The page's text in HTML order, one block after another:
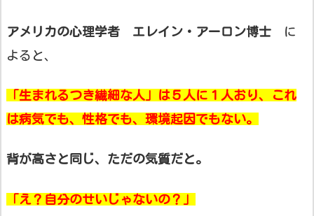
アメリカの心理学者 エレイン・アーロン博士 に
よると、
「生まれるつき繊細な人」は５人に１人おり、これ
は病気でも、性格でも、環境起因でもない。
背が高さと同じ、ただの気質だと。
「え？自分のせいじゃないの？」